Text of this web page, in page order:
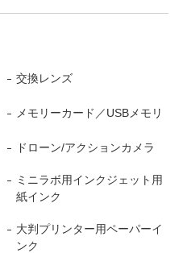
交換レンズ
メモリーカード／USBメモリ
ドローン/アクションカメラ
ミニラボ用インクジェット用
紙インク
大判プリンター用ペーパーイ
ンク